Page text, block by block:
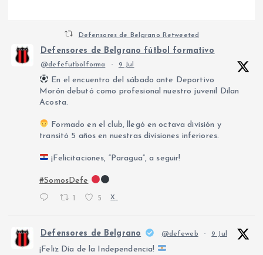
Defensores de Belgrano Retweeted
Defensores de Belgrano fútbol formativo
@defefutbolforma · 9 Jul
En el encuentro del sábado ante Deportivo
Morón debutó como profesional nuestro juvenil Dilan
Acosta.
Formado en el club, llegó en octava división y
transitó 5 años en nuestras divisiones inferiores.
¡Felicitaciones, “Paragua”, a seguir!
#SomosDefe
5 X
Defensores de Belgrano @defeweb · 9 Jul
¡Feliz Día de la Independencia!